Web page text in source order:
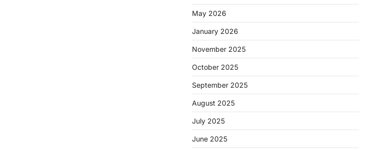
May 2026
January 2026
November 2025
October 2025
September 2025
August 2025
July 2025
June 2025
CHHATTISGARH
CG : मुख्यमंत्री विष्णुदेव साय के नेतृत्व
में छत्तीसगढ़ को बड़ी उपलब्धि
More Khabar
रायपुर। मुख्यमंत्री विष्णुदेव साय के नेतृत्व में स्वच्छ
ऊर्जा, हरित विकास और किसानों की आय…